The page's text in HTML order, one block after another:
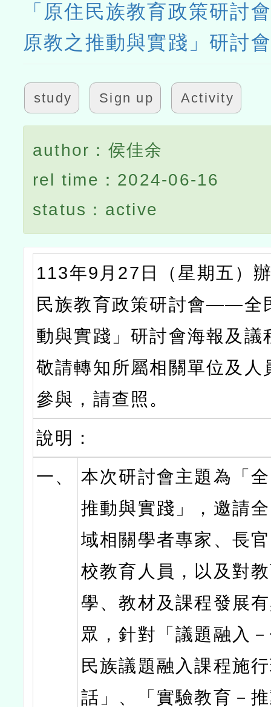
「原住民族教育政策研
原教之推動與實踐」研討會
study Sign up Activity
author：侯佳余
rel time：2024-06-16
status：active
113年9月27日（星期五）
民族教育政策研討會——全
動與實踐」研討會海報及議
敬請轉知所屬相關單位及人
參與，請查照。
說明：
一、
本次研討會主題為「
推動與實踐」，邀請
域相關學者專家、長
校教育人員，以及對
學、教材及課程發展
眾，針對「議題融入
民族議題融入課程施
話」、「實驗教育－